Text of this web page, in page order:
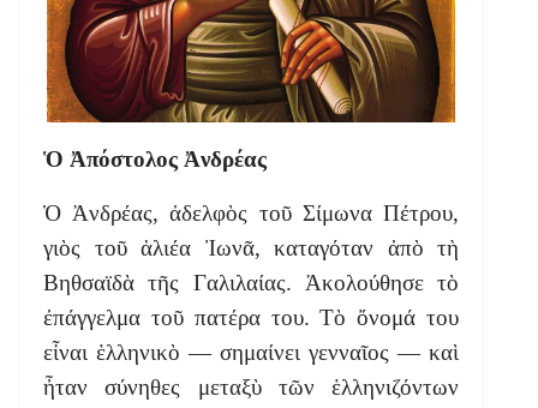
Ὁ Ἀπόστολος Ἀνδρέας
Ὁ Ἀνδρέας, ἀδελφὸς τοῦ Σίμωνα Πέτρου,
γιὸς τοῦ ἁλιέα Ἰωνᾶ, καταγόταν ἀπὸ τὴ
Βηθσαϊδὰ τῆς Γαλιλαίας. Ἀκολούθησε τὸ
ἐπάγγελμα τοῦ πατέρα του. Τὸ ὄνομά του
εἶναι ἑλληνικὸ — σημαίνει γενναῖος — καὶ
ἦταν σύνηθες μεταξὺ τῶν ἑλληνιζόντων